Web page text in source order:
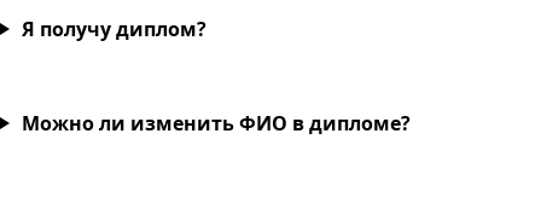
Я получу диплом?
Можно ли изменить ФИО в дипломе?